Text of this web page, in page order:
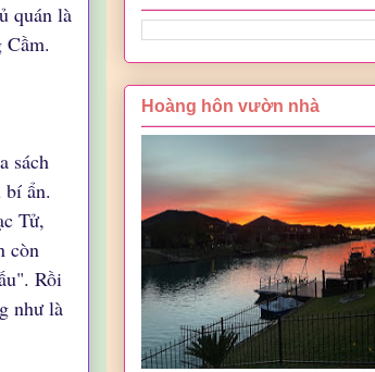
quán là
sách
ẩn.
Tử,
còn
Rồi
như là
Hoàng hôn vườn nhà